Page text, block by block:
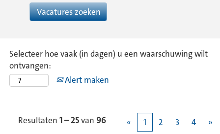
Selecteer hoe vaak (in dagen) u een waarschuwing wilt
ontvangen:
Alert maken
Resultaten 1 – 25van 96 « 1 2 3 4 »